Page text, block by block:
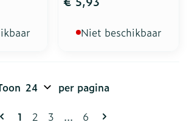
Niet beschikbaar
Pagina's
U lees momenteel pagina
1 Pagina
2 Pagina
3 ... Pagina
6
per pagina